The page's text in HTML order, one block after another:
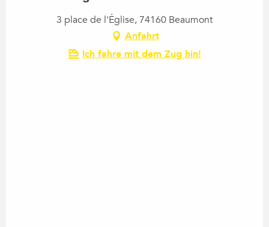
3 place de l'Église, 74160 Beaumont
Anfahrt
Ich fahre mit dem Zug hin!